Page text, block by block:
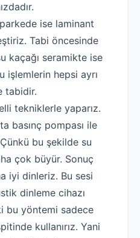
ise laminant
Tabi öncesinde
kaçağı seramikte ise
işlemlerin hepsi ayrı
tabidir.
tekniklerle yaparız.
basınç pompası ile
bu şekilde su
çok büyür. Sonuç
iyi dinleriz. Bu sesi
dinleme cihazı
bu yöntemi sadece
kullanırız. Yani